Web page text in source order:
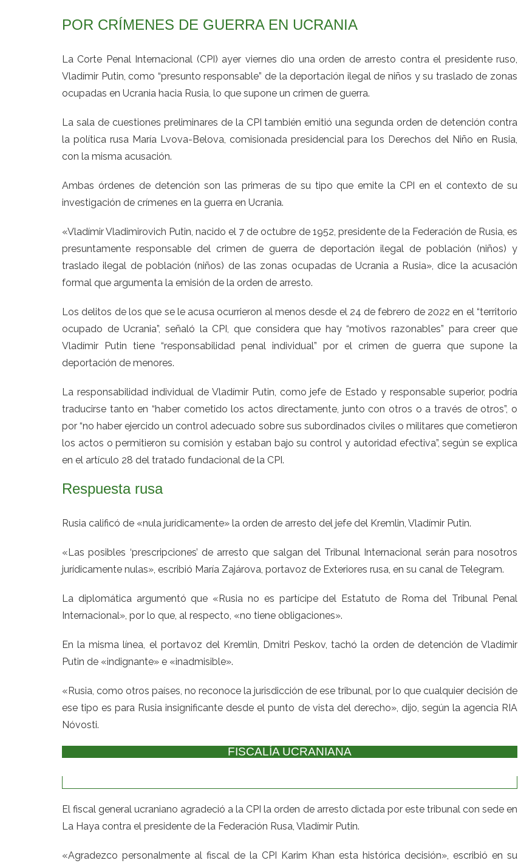
POR CRÍMENES DE GUERRA EN UCRANIA
La Corte Penal Internacional (CPI) ayer viernes dio una orden de arresto contra el presidente ruso,
Vladímir Putin, como “presunto responsable” de la deportación ilegal de niños y su traslado de zonas
ocupadas en Ucrania hacia Rusia, lo que supone un crimen de guerra.
La sala de cuestiones preliminares de la CPI también emitió una segunda orden de detención contra
la política rusa María Lvova-Belova, comisionada presidencial para los Derechos del Niño en Rusia,
con la misma acusación.
Ambas órdenes de detención son las primeras de su tipo que emite la CPI en el contexto de su
investigación de crímenes en la guerra en Ucrania.
«Vladímir Vladimirovich Putin, nacido el 7 de octubre de 1952, presidente de la Federación de Rusia, es
presuntamente responsable del crimen de guerra de deportación ilegal de población (niños) y
traslado ilegal de población (niños) de las zonas ocupadas de Ucrania a Rusia», dice la acusación
formal que argumenta la emisión de la orden de arresto.
Los delitos de los que se le acusa ocurrieron al menos desde el 24 de febrero de 2022 en el “territorio
ocupado de Ucrania”, señaló la CPI, que considera que hay “motivos razonables” para creer que
Vladímir Putin tiene “responsabilidad penal individual” por el crimen de guerra que supone la
deportación de menores.
La responsabilidad individual de Vladímir Putin, como jefe de Estado y responsable superior, podría
traducirse tanto en “haber cometido los actos directamente, junto con otros o a través de otros”, o
por “no haber ejercido un control adecuado sobre sus subordinados civiles o militares que cometieron
los actos o permitieron su comisión y estaban bajo su control y autoridad efectiva”, según se explica
en el artículo 28 del tratado fundacional de la CPI.
Respuesta rusa
Rusia calificó de «nula jurídicamente» la orden de arresto del jefe del Kremlin, Vladímir Putin.
«Las posibles ‘prescripciones’ de arresto que salgan del Tribunal Internacional serán para nosotros
jurídicamente nulas», escribió María Zajárova, portavoz de Exteriores rusa, en su canal de Telegram.
La diplomática argumentó que «Rusia no es partícipe del Estatuto de Roma del Tribunal Penal
Internacional», por lo que, al respecto, «no tiene obligaciones».
En la misma línea, el portavoz del Kremlin, Dmitri Peskov, tachó la orden de detención de Vladímir
Putin de «indignante» e «inadmisible».
«Rusia, como otros países, no reconoce la jurisdicción de ese tribunal, por lo que cualquier decisión de
ese tipo es para Rusia insignificante desde el punto de vista del derecho», dijo, según la agencia RIA
Nóvosti.
FISCALÍA UCRANIANA
El fiscal general ucraniano agradeció a la CPI la orden de arresto dictada por este tribunal con sede en
La Haya contra el presidente de la Federación Rusa, Vladímir Putin.
«Agradezco personalmente al fiscal de la CPI Karim Khan esta histórica decisión», escribió en su